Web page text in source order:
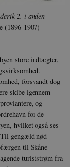
2. i anden
(1896-1907)
store indtægter,
forsvandt dog
skibe igennem
og
for de
hvilket også ses
gengæld nød
til Skåne
turiststrøm fra